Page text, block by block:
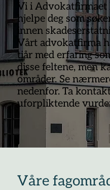
Vi i
hjelpe deg som
innen
Vårt advokatfirma
tiår med erfaring
disse feltene, men
områder. Se
nedenfor. Ta
uforpliktende
Våre